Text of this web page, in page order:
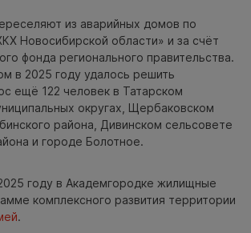
из аварийных домов по
Новосибирской области» и за счёт
фонда регионального правительства.
в 2025 году удалось решить
ещё 122 человек в Татарском
округах, Щербаковском
района, Дивинском сельсовете
и городе Болотное.
году в Академгородке жилищные
комплексного развития территории
.